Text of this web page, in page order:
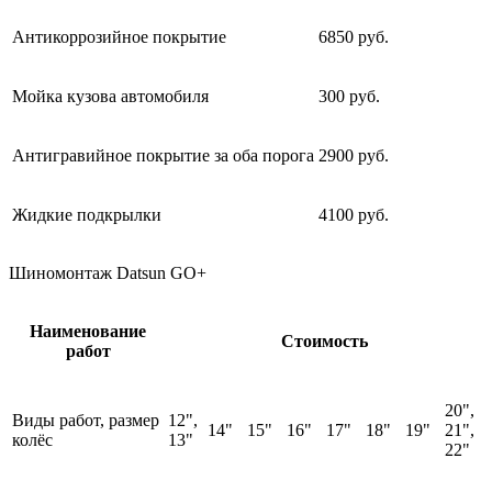
Антикоррозийное покрытие 6850 руб.
Мойка кузова автомобиля 300 руб.
Антигравийное покрытие за оба порога 2900 руб.
Жидкие подкрылки 4100 руб.
Шиномонтаж Datsun GO+
Наименование
работ
Стоимость
Виды работ, размер
колёс
12",
13"
14" 15" 16" 17" 18" 19"
20",
21",
22"